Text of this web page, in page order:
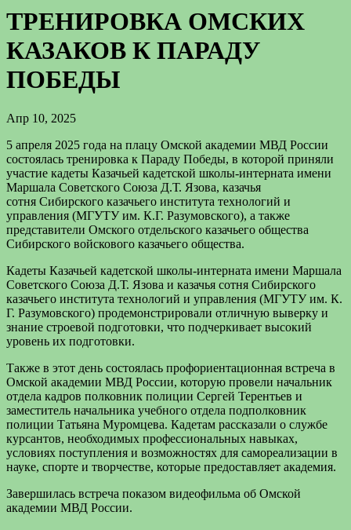
ТРЕНИРОВКА ОМСКИХ
КАЗАКОВ К ПАРАДУ
ПОБЕДЫ
Апр 10, 2025
5 апреля 2025 года на плацу Омской академии МВД России
состоялась тренировка к Параду Победы, в которой приняли
участие кадеты Казачьей кадетской школы-интерната имени
Маршала Советского Союза Д.Т. Язова, казачья
сотня Сибирского казачьего института технологий и
управления (МГУТУ им. К.Г. Разумовского), а также
представители Омского отдельского казачьего общества
Сибирского войскового казачьего общества.
Кадеты Казачьей кадетской школы-интерната имени Маршала
Советского Союза Д.Т. Язова и казачья сотня Сибирского
казачьего института технологий и управления (МГУТУ им. К.
Г. Разумовского) продемонстрировали отличную выверку и
знание строевой подготовки, что подчеркивает высокий
уровень их подготовки.
Также в этот день состоялась профориентационная встреча в
Омской академии МВД России, которую провели начальник
отдела кадров полковник полиции Сергей Терентьев и
заместитель начальника учебного отдела подполковник
полиции Татьяна Муромцева. Кадетам рассказали о службе
курсантов, необходимых профессиональных навыках,
условиях поступления и возможностях для самореализации в
науке, спорте и творчестве, которые предоставляет академия.
Завершилась встреча показом видеофильма об Омской
академии МВД России.